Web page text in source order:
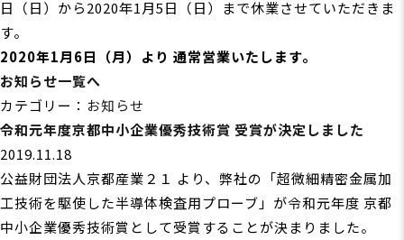
日（日）から2020年1月5日（日）まで休業させていただきま
す。
2020年1月6日（月）より 通常営業いたします。
お知らせ一覧へ
カテゴリー： お知らせ
令和元年度京都中小企業優秀技術賞 受賞が決定しました
2019.11.18
公益財団法人京都産業２１ より、弊社の「超微細精密金属加
工技術を駆使した半導体検査用プローブ」が令和元年度 京都
中小企業優秀技術賞として受賞することが決まりました。